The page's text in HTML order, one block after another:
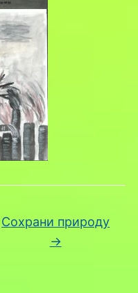
Сохрани природу
→